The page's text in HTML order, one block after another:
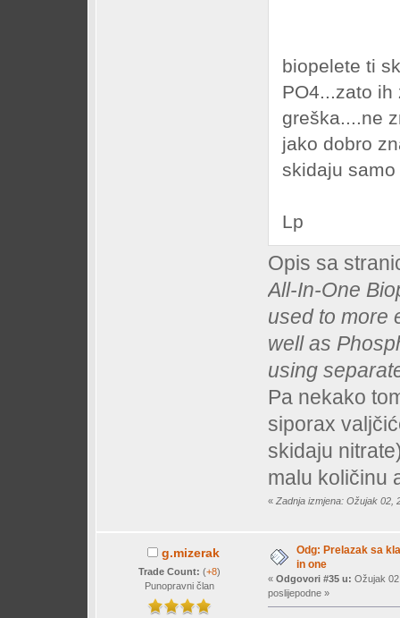
biopelete ti
PO4...zato
greška....ne
jako dobro
skidaju
Lp
Opis sa
All-In-One
used to more
well as
using
Pa nekako
siporax
skidaju
malu količinu
« Zadnja izmjena: Ožujak 02,
g.mizerak
Trade Count: (+8)
Punopravni član
Odg: Prelazak sa
in one
« Odgovori #35 u: Ožujak
poslijepodne »